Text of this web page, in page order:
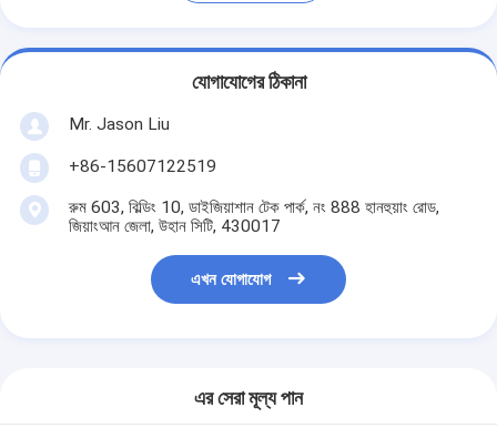
যোগাযোগের ঠিকানা
Mr. Jason Liu
+86-15607122519
রুম 603, বিল্ডিং 10, ডাইজিয়াশান টেক পার্ক, নং 888 হানহুয়াং রোড,
জিয়াংআন জেলা, উহান সিটি, 430017
এখন যোগাযোগ
এর সেরা মূল্য পান